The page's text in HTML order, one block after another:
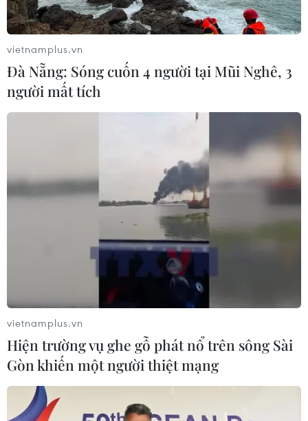
vietnamplus.vn
Đà Nẵng: Sóng cuốn 4 người tại Mũi Nghê, 3
người mất tích
vietnamplus.vn
Hiện trường vụ ghe gỗ phát nổ trên sông Sài
Gòn khiến một người thiệt mạng